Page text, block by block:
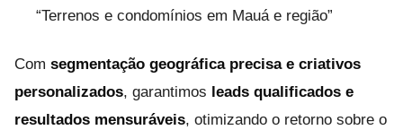
“Terrenos e condomínios em Mauá e região”
Com segmentação geográfica precisa e criativos
personalizados, garantimos leads qualificados e
resultados mensuráveis, otimizando o retorno sobre o